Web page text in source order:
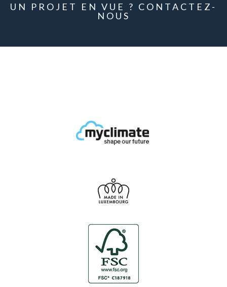
UN PROJET EN VUE ? CONTACTEZ-
NOUS